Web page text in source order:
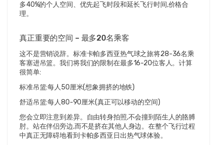
多40%的个人空间、优先起飞时段和延长飞行时间,价格合
理。
真正重要的空间 – 最多20名乘客
这不是营销说辞。标准卡帕多西亚热气球之旅将28-36名乘
客塞进吊篮。我们将我们的限制在最多16-20位客人。计算
很简单:
标准吊篮:每人50厘米(想象拥挤的地铁)
舒适吊篮:每人80-90厘米(真正可以移动的空间)
您会立即注意到差异。自由转身拍照,不会撞到陌生人的胳膊
肘。站在伴侣旁边,而不是挤在其他人身边。在整个飞行过程
中真正无障碍地看到卡帕多西亚日出热气球体验。